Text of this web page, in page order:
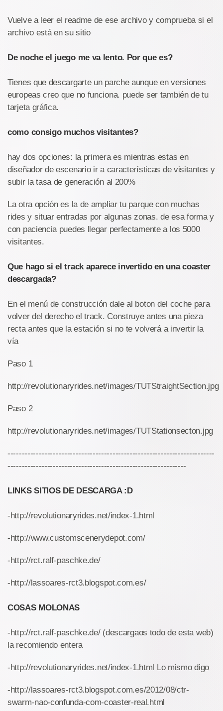
Vuelve a leer el readme de ese archivo y comprueba si el
archivo está en su sitio
De noche el juego me va lento. Por que es?
Tienes que descargarte un parche aunque en versiones
europeas creo que no funciona. puede ser también de tu
tarjeta gráfica.
como consigo muchos visitantes?
hay dos opciones: la primera es mientras estas en
diseñador de escenario ir a características de visitantes y
subir la tasa de generación al 200%
La otra opción es la de ampliar tu parque con muchas
rides y situar entradas por algunas zonas. de esa forma y
con paciencia puedes llegar perfectamente a los 5000
visitantes.
Que hago si el track aparece invertido en una coaster
descargada?
En el menú de construcción dale al boton del coche para
volver del derecho el track. Construye antes una pieza
recta antes que la estación si no te volverá a invertir la
vía
Paso 1
http://revolutionaryrides.net/images/TUTStraightSection.jpg
Paso 2
http://revolutionaryrides.net/images/TUTStationsecton.jpg
-------------------------------------------------------------------------
---------------------------------------------------------------
LINKS SITIOS DE DESCARGA :D
-http://revolutionaryrides.net/index-1.html
-http://www.customscenerydepot.com/
-http://rct.ralf-paschke.de/
-http://lassoares-rct3.blogspot.com.es/
COSAS MOLONAS
-http://rct.ralf-paschke.de/ (descargaos todo de esta web)
la recomiendo entera
-http://revolutionaryrides.net/index-1.html Lo mismo digo
-http://lassoares-rct3.blogspot.com.es/2012/08/ctr-
swarm-nao-confunda-com-coaster-real.html